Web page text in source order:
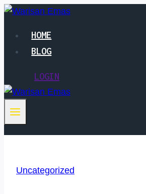
Skip
contentHOME
BLOG
LOGIN
Uncategorized